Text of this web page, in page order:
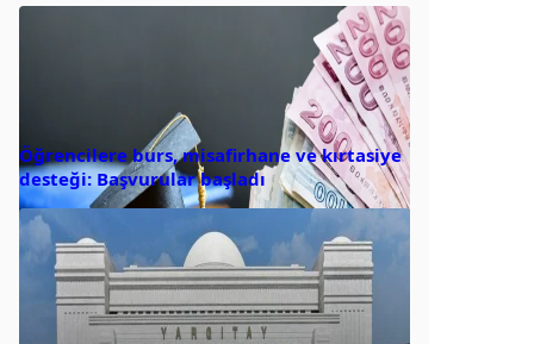
Öğrencilere burs, misafirhane ve kırtasiye
desteği: Başvurular başladı